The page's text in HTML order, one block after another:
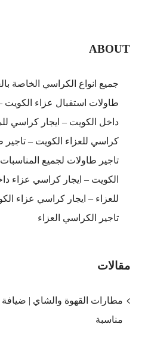
ABOUT
جميع انواع الكراسي الخاصة
طاولات استقبال عزاء
داخل الكويت – ايجار كراسي
كراسي للعزاء الكويت –
تاجير طاولات لجميع
الكويت – ايجار كراسي عزاء
للعزاء – ايجار كراسي عزاء
تاجير الكراسي العزاء
مقالات
مطارات القهوة والشاي | ضيافة
مناسبة